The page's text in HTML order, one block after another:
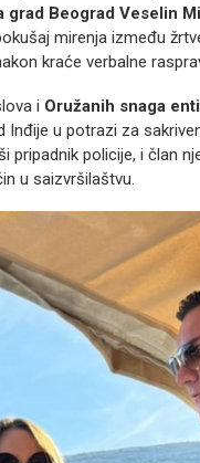
grad Beograd Veselin
mirenja između
kraće verbalne
i Oružanih snaga
Inđije u potrazi za
pripadnik policije, i član
u saizvršilaštvu.